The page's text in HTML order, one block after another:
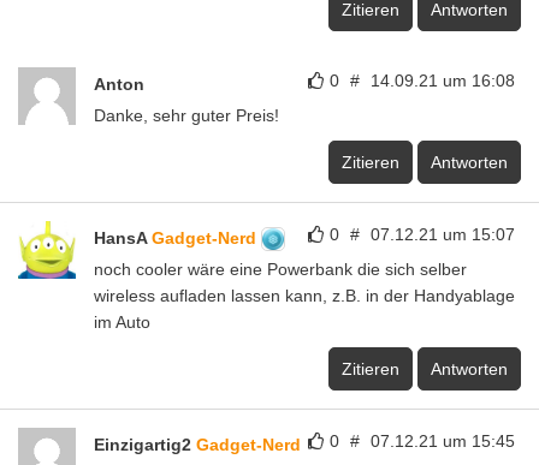
Zitieren Antworten
0 # 14.09.21 um 16:08
Anton
Danke, sehr guter Preis!
Zitieren Antworten
0 # 07.12.21 um 15:07
HansAGadget-Nerd
noch cooler wäre eine Powerbank die sich selber
wireless aufladen lassen kann, z.B. in der Handyablage
im Auto
Zitieren Antworten
0 # 07.12.21 um 15:45
Einzigartig2 Gadget-Nerd